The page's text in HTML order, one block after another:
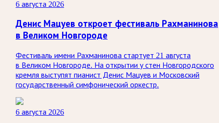
6 августа 2026
Денис Мацуев откроет фестиваль Рахманинова
в Великом Новгороде
Фестиваль имени Рахманинова стартует 21 августа
в Великом Новгороде. На открытии у стен Новгородского
кремля выступят пианист Денис Мацуев и Московский
государственный симфонический оркестр.
6 августа 2026